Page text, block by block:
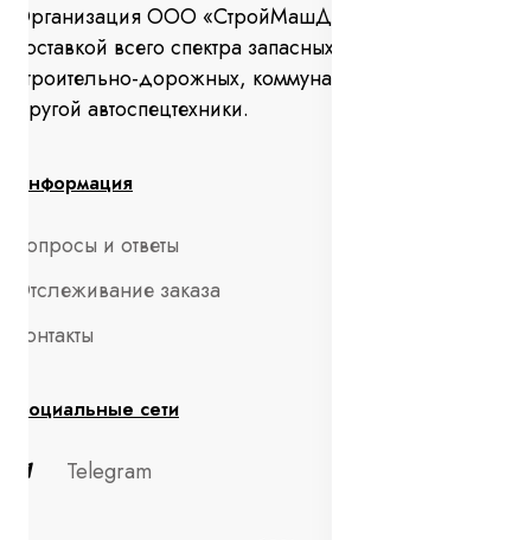
Организация ООО «СтройМашДеталь» занимается
поставкой всего спектра запасных частей для
строительно-дорожных, коммунальных машин и
другой автоспецтехники.
Информация
Вопросы и ответы
Отслеживание заказа
Контакты
Социальные сети
Telegram